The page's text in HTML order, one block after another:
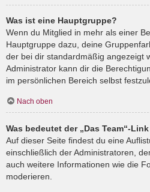
Was ist eine Hauptgruppe?
Wenn du Mitglied in mehr als einer
Hauptgruppe dazu, deine
der bei dir standardmäßig angezeigt
Administrator kann dir die
im persönlichen Bereich selbst
Nach oben
Was bedeutet der „Das Team“-
Auf dieser Seite findest du eine
einschließlich der Administratoren,
auch weitere Informationen wie die
moderieren.